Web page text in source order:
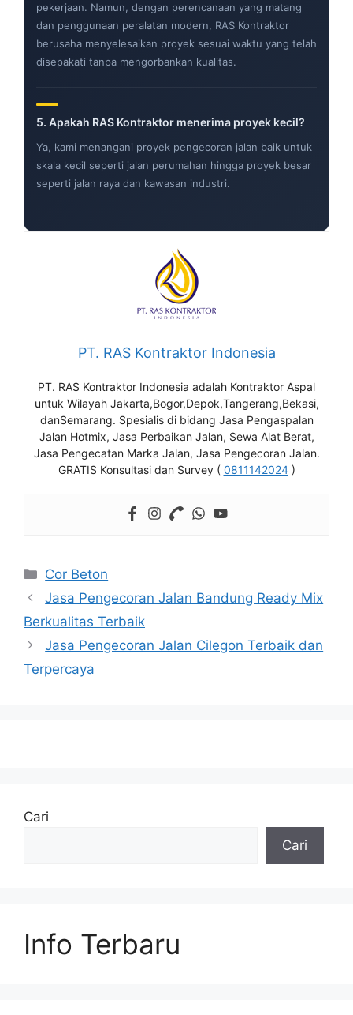
pekerjaan. Namun, dengan perencanaan yang matang
dan penggunaan peralatan modern, RAS Kontraktor
berusaha menyelesaikan proyek sesuai waktu yang telah
disepakati tanpa mengorbankan kualitas.
5. Apakah RAS Kontraktor menerima proyek kecil?
Ya, kami menangani proyek pengecoran jalan baik untuk
skala kecil seperti jalan perumahan hingga proyek besar
seperti jalan raya dan kawasan industri.
PT. RAS Kontraktor Indonesia
PT. RAS Kontraktor Indonesia adalah Kontraktor Aspal
untuk Wilayah Jakarta,Bogor,Depok,Tangerang,Bekasi,
danSemarang. Spesialis di bidang Jasa Pengaspalan
Jalan Hotmix, Jasa Perbaikan Jalan, Sewa Alat Berat,
Jasa Pengecatan Marka Jalan, Jasa Pengecoran Jalan.
GRATIS Konsultasi dan Survey ( 0811142024)
Kategori
Cor Beton
Jasa Pengecoran Jalan Bandung Ready Mix
Berkualitas Terbaik
Jasa Pengecoran Jalan Cilegon Terbaik dan
Terpercaya
Cari
Cari
Info Terbaru